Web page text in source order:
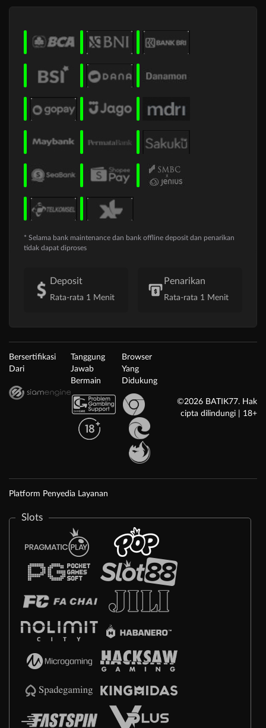
* Selama bank maintenance dan bank offline deposit dan penarikan
tidak dapat diproses
Deposit
Rata-rata 1 Menit
Penarikan
Rata-rata 1 Menit
Bersertifikasi
Dari
Tanggung
Jawab
Bermain
Browser
Yang
Didukung
©2026 BATIK77. Hak
cipta dilindungi | 18+
Platform Penyedia Layanan
Slots